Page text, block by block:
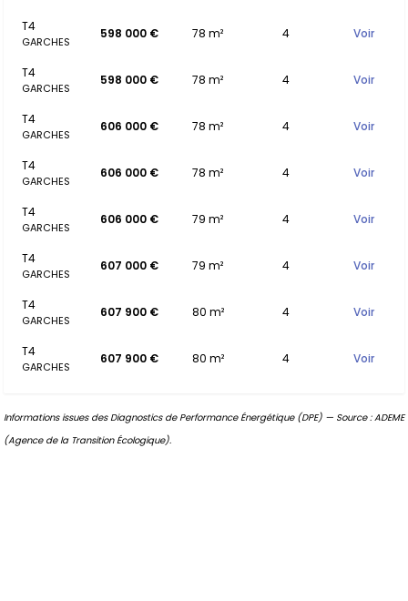
T4
GARCHES
598 000 € 78 m² 4 Voir
T4
GARCHES
598 000 € 78 m² 4 Voir
T4
GARCHES
606 000 € 78 m² 4 Voir
T4
GARCHES
606 000 € 78 m² 4 Voir
T4
GARCHES
606 000 € 79 m² 4 Voir
T4
GARCHES
607 000 € 79 m² 4 Voir
T4
GARCHES
607 900 € 80 m² 4 Voir
T4
GARCHES
607 900 € 80 m² 4 Voir
Informations issues des Diagnostics de Performance Énergétique (DPE) — Source : ADEME
(Agence de la Transition Écologique).